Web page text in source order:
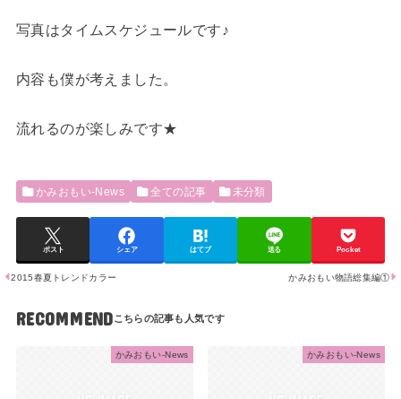
写真はタイムスケジュールです♪
内容も僕が考えました。
流れるのが楽しみです★
かみおもい-News 全ての記事 未分類
ポスト シェア はてブ 送る Pocket
2015春夏トレンドカラー かみおもい物語総集編①
RECOMMEND
かみおもい-News かみおもい-News